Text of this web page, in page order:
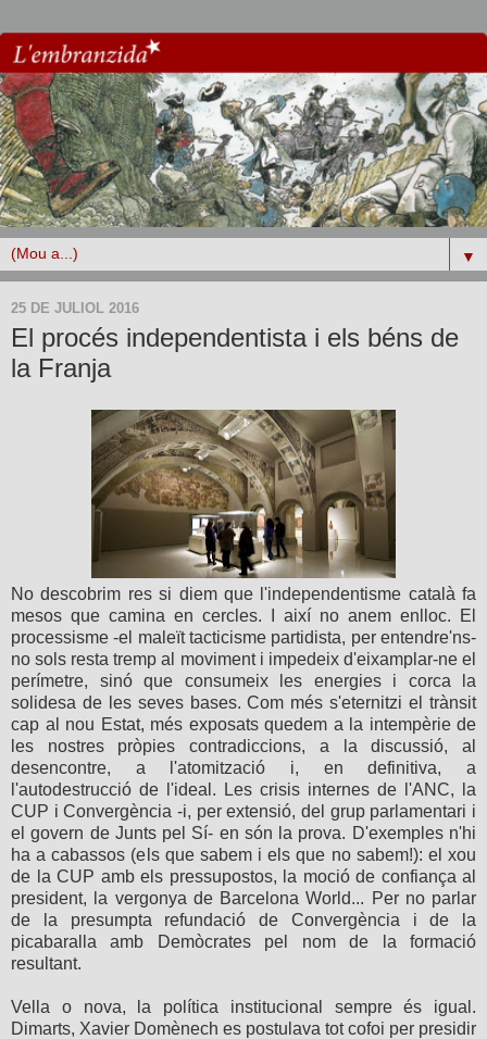
▼
25 DE JULIOL 2016
El procés independentista i els béns de
la Franja
No descobrim res si diem que l'independentisme català fa
mesos que camina en cercles. I així no anem enlloc. El
processisme -el maleït tacticisme partidista, per entendre'ns-
no sols resta tremp al moviment i impedeix d'eixamplar-ne el
perímetre, sinó que consumeix les energies i corca la
solidesa de les seves bases. Com més s'eternitzi el trànsit
cap al nou Estat, més exposats quedem a la intempèrie de
les nostres pròpies contradiccions, a la discussió, al
desencontre, a l'atomització i, en definitiva, a
l'autodestrucció de l'ideal. Les crisis internes de l'ANC, la
CUP i Convergència -i, per extensió, del grup parlamentari i
el govern de Junts pel Sí- en són la prova. D'exemples n'hi
ha a cabassos (els que sabem i els que no sabem!): el xou
de la CUP amb els pressupostos, la moció de confiança al
president, la vergonya de Barcelona World... Per no parlar
de la presumpta refundació de Convergència i de la
picabaralla amb Demòcrates pel nom de la formació
resultant.
Vella o nova, la política institucional sempre és igual.
Dimarts, Xavier Domènech es postulava tot cofoi per presidir